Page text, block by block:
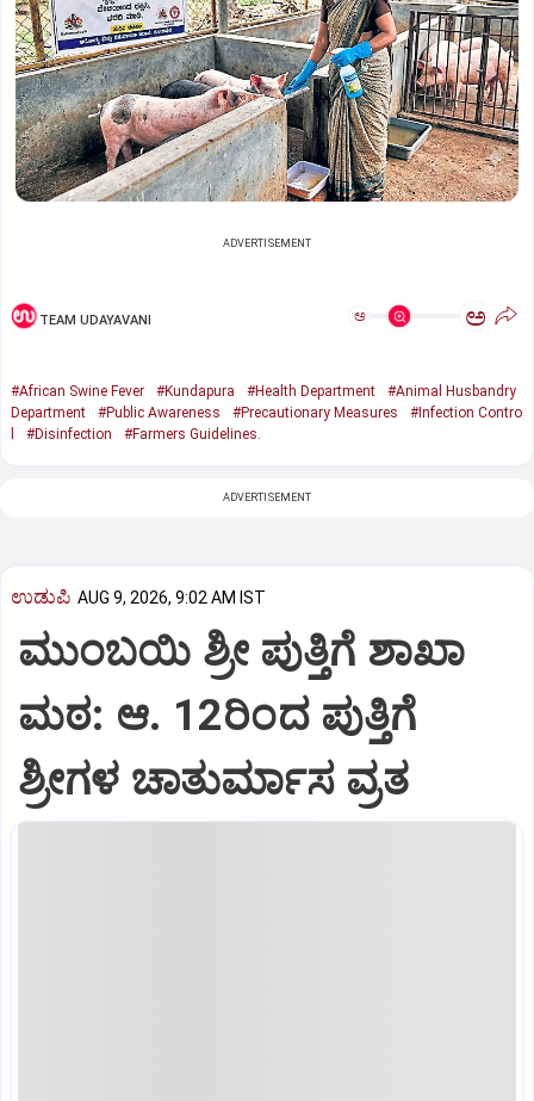
ADVERTISEMENT
TEAM UDAYAVANI ಅ ಅ
#African Swine Fever #Kundapura #Health Department
#Animal Husbandry
Department
#Public Awareness #Precautionary Measures
#Infection Contro
#Disinfection #Farmers Guidelines.
ADVERTISEMENT
ಉಡುಪಿ AUG 9, 2026, 9:02 AM IST
ಮುಂಬಯಿ ಶ್ರೀ ಪುತ್ತಿಗೆ ಶಾಖಾ
ಮಠ: ಆ. 12ರಿಂದ ಪುತ್ತಿಗೆ
ಶ್ರೀಗಳ ಚಾತುರ್ಮಾಸ ವ್ರತ